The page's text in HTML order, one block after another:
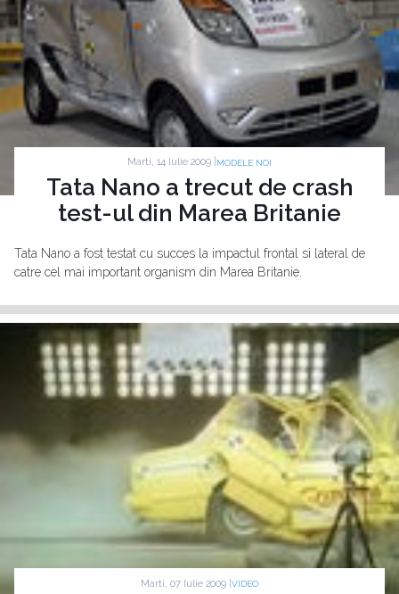
Marti, 14 Iulie 2009 | MODELE NOI
Tata Nano a trecut de crash
test-ul din Marea Britanie
Tata Nano a fost testat cu succes la impactul frontal si lateral de
catre cel mai important organism din Marea Britanie.
Marti, 07 Iulie 2009 | VIDEO